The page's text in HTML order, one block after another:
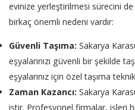
evinize yerleştirilmesi sürecini de
birkaç önemli nedeni vardır:
Güvenli Taşıma: Sakarya
eşyalarınızı güvenli bir şekilde
eşyalarınız için özel taşıma
Zaman Kazancı: Sakarya
iştir. Profesyonel firmalar, işleri